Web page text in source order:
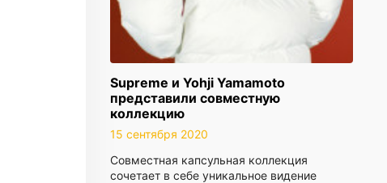
Supreme и Yohji Yamamoto
представили совместную
коллекцию
15 сентября 2020
Совместная капсульная коллекция
сочетает в себе уникальное видение